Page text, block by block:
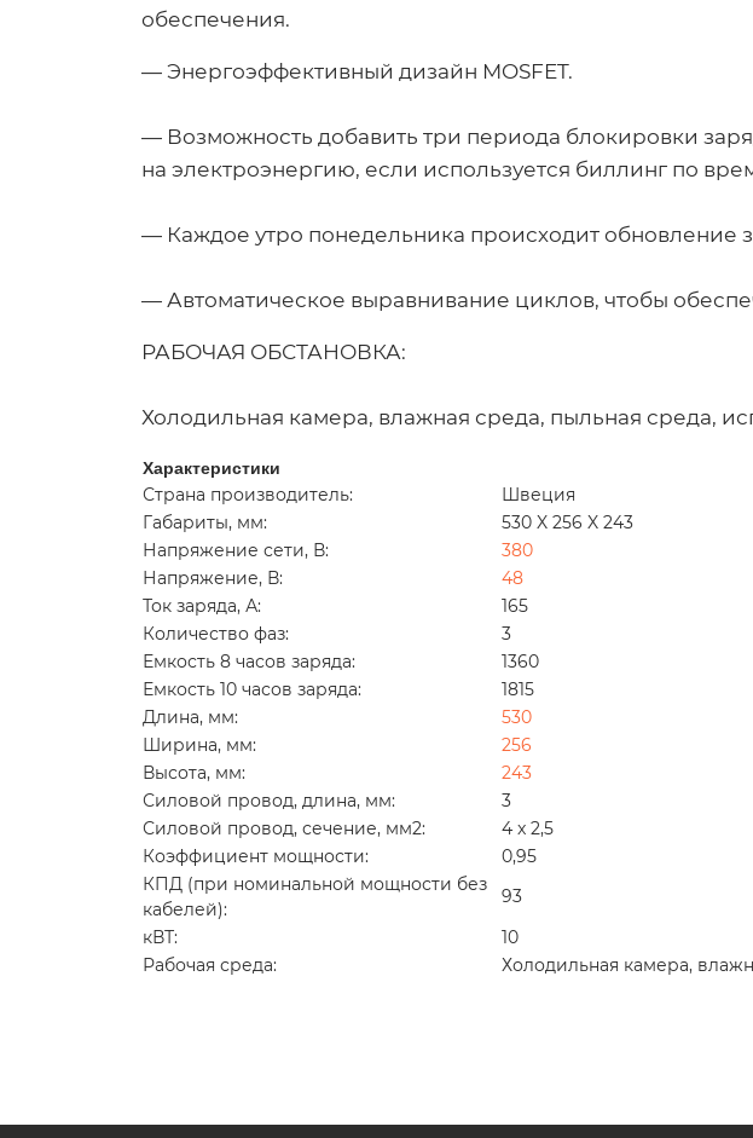
обеспечения.
— Энергоэффективный дизайн MOSFET.
— Возможность добавить три периода блокировки
на электроэнергию, если используется биллинг по
— Каждое утро понедельника происходит обновление
— Автоматическое выравнивание циклов, чтобы
РАБОЧАЯ ОБСТАНОВКА:
Холодильная камера, влажная среда, пыльная среда,
Характеристики
Страна производитель:
Швеция
Габариты, мм:
530 X 256 X 243
Напряжение сети, В:
380
Напряжение, В:
48
Ток заряда, А:
165
Количество фаз:
3
Емкость 8 часов заряда:
1360
Емкость 10 часов заряда:
1815
Длина, мм:
530
Ширина, мм:
256
Высота, мм:
243
Силовой провод, длина, мм:
3
Силовой провод, сечение, мм2:
4 x 2,5
Коэффициент мощности:
0,95
КПД (при номинальной мощности без
кабелей):
93
кВТ:
10
Рабочая среда:
Холодильная камера,